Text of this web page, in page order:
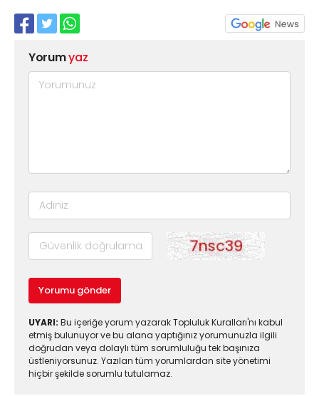
Yorumyaz
Yorumu gönder
UYARI: Bu içeriğe yorum yazarak Topluluk Kuralları'nı kabul
etmiş bulunuyor ve bu alana yaptığınız yorumunuzla ilgili
doğrudan veya dolaylı tüm sorumluluğu tek başınıza
üstleniyorsunuz. Yazılan tüm yorumlardan site yönetimi
hiçbir şekilde sorumlu tutulamaz.